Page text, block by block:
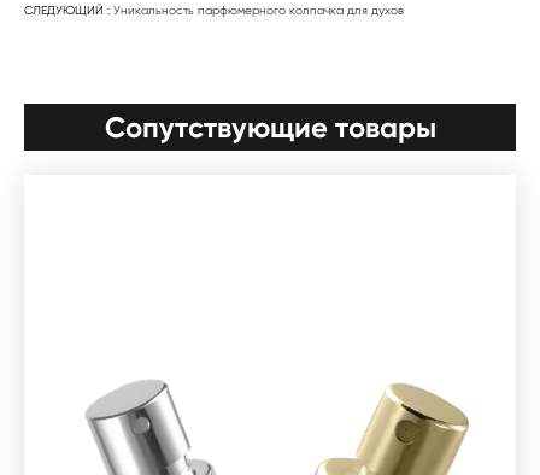
СЛЕДУЮЩИЙ : Уникальность парфюмерного колпачка для духов
Сопутствующие товары